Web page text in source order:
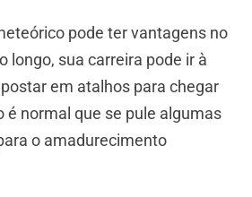
pode ter vantagens no
longo, sua carreira pode ir à
em atalhos para chegar
é normal que se pule algumas
o amadurecimento